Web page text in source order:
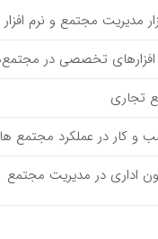
مدیریت مجتمع و نرم افزار
افزارهای تخصصی در
تجاری
کار در عملکرد مجتمع ها
اداری در مدیریت مجتمع